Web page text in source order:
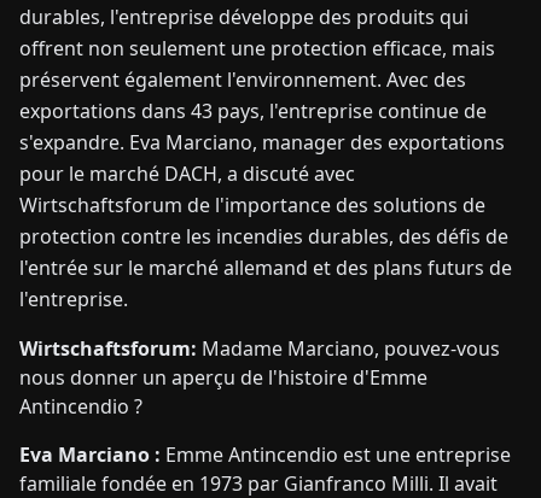
durables, l'entreprise développe des produits qui
offrent non seulement une protection efficace, mais
préservent également l'environnement. Avec des
exportations dans 43 pays, l'entreprise continue de
s'expandre. Eva Marciano, manager des exportations
pour le marché DACH, a discuté avec
Wirtschaftsforum de l'importance des solutions de
protection contre les incendies durables, des défis de
l'entrée sur le marché allemand et des plans futurs de
l'entreprise.
Wirtschaftsforum: Madame Marciano, pouvez-vous
nous donner un aperçu de l'histoire d'Emme
Antincendio ?
Eva Marciano : Emme Antincendio est une entreprise
familiale fondée en 1973 par Gianfranco Milli. Il avait